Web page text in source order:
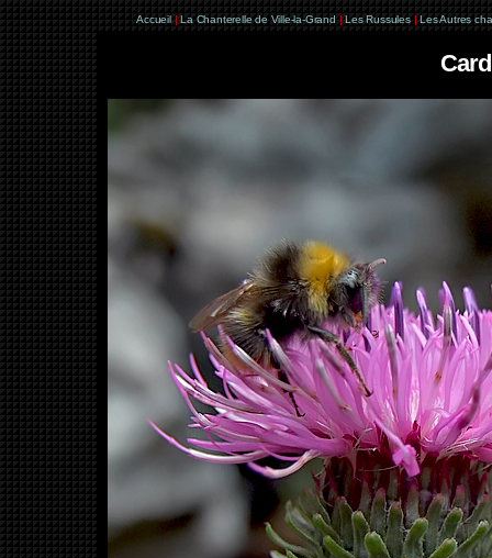
Accueil | La Chanterelle de Ville-la-Grand | Les Russules | Les Autres